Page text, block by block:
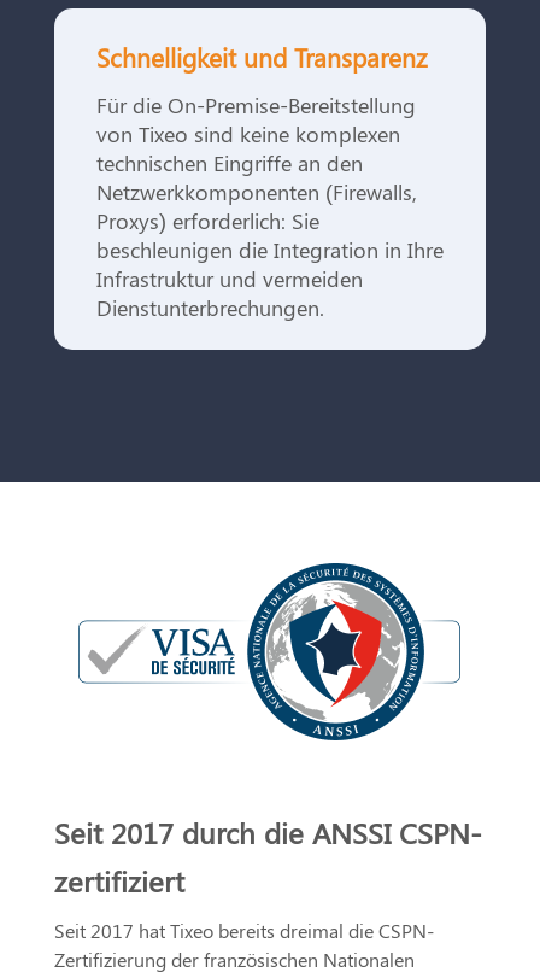
Schnelligkeit und Transparenz
Für die On-Premise-Bereitstellung
von Tixeo sind keine komplexen
technischen Eingriffe an den
Netzwerkkomponenten (Firewalls,
Proxys) erforderlich: Sie
beschleunigen die Integration in Ihre
Infrastruktur und vermeiden
Dienstunterbrechungen.
Seit 2017 durch die ANSSI CSPN-
zertifiziert
Seit 2017 hat Tixeo bereits dreimal die CSPN-
Zertifizierung der französischen Nationalen